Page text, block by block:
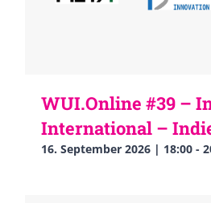
WUI.Online #39 –
International –
16. September 2026 | 18:00 -